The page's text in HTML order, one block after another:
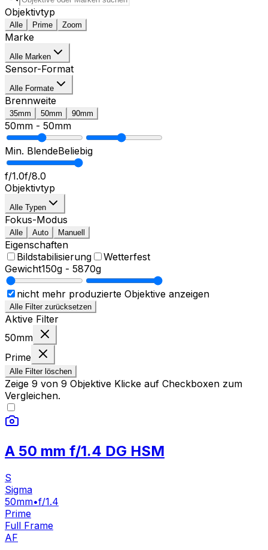
Objektivtyp
Alle Prime Zoom
Marke
Alle Marken
Sensor-Format
Alle Formate
Brennweite
35mm 50mm 90mm
50mm - 50mm
Min. BlendeBeliebig
f/1.0f/8.0
Objektivtyp
Alle Typen
Fokus-Modus
Alle Auto Manuell
Eigenschaften
Bildstabilisierung
Wetterfest
Gewicht150g - 5870g
nicht mehr produzierte Objektive anzeigen
Alle Filter zurücksetzen
Aktive Filter
50mm
Prime
Alle Filter löschen
Zeige 9 von 9 Objektive Klicke auf Checkboxen zum
Vergleichen.
A 50 mm f/1.4 DG HSM
S
Sigma
50mm•f/1.4
Prime
Full Frame
AF